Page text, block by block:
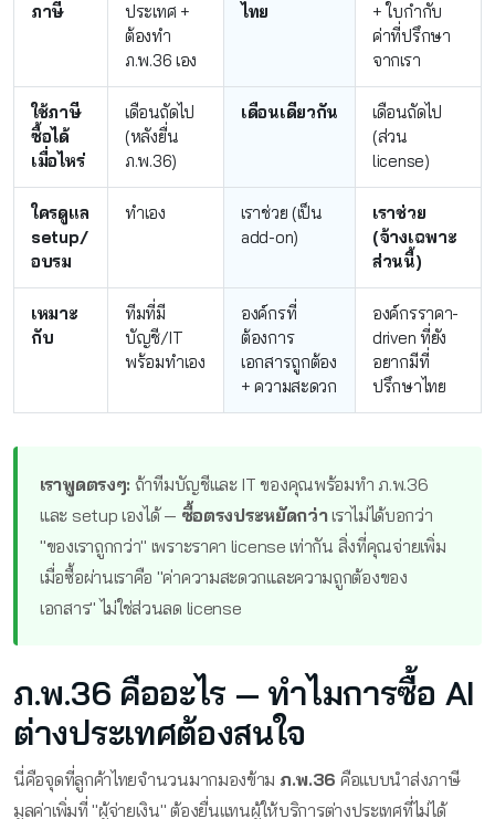
ภาษี
ประเทศ +
ต้องทำ
ภ.พ.36 เอง
ไทย
+ ใบกำกับ
ค่าที่ปรึกษา
จากเรา
ใช้ภาษี
ซื้อได้
เมื่อไหร่
เดือนถัดไป
(หลังยื่น
ภ.พ.36)
เดือนเดียวกัน
เดือนถัดไป
(ส่วน
license)
ใครดูแล
setup/
อบรม
ทำเอง
เราช่วย (เป็น
add-on)
เราช่วย
(จ้างเฉพาะ
ส่วนนี้)
เหมาะ
กับ
ทีมที่มี
บัญชี/IT
พร้อมทำเอง
องค์กรที่
ต้องการ
เอกสารถูกต้อง
+ ความสะดวก
องค์กรราคา-
driven ที่ยัง
อยากมีที่
ปรึกษาไทย
เราพูดตรงๆ: ถ้าทีมบัญชีและ IT ของคุณพร้อมทำ ภ.พ.36
และ setup เองได้ — ซื้อตรงประหยัดกว่าเราไม่ได้บอกว่า
"ของเราถูกกว่า" เพราะราคา license เท่ากัน สิ่งที่คุณจ่ายเพิ่ม
เมื่อซื้อผ่านเราคือ "ค่าความสะดวกและความถูกต้องของ
เอกสาร" ไม่ใช่ส่วนลด license
ภ.พ.36 คืออะไร — ทำไมการซื้อ AI
ต่างประเทศต้องสนใจ
นี่คือจุดที่ลูกค้าไทยจำนวนมากมองข้าม ภ.พ.36 คือแบบนำส่งภาษี
มูลค่าเพิ่มที่ "ผู้จ่ายเงิน" ต้องยื่นแทนผู้ให้บริการต่างประเทศที่ไม่ได้